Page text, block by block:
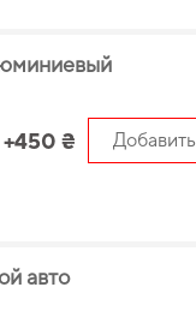
+450 ₴ Добавить
авто